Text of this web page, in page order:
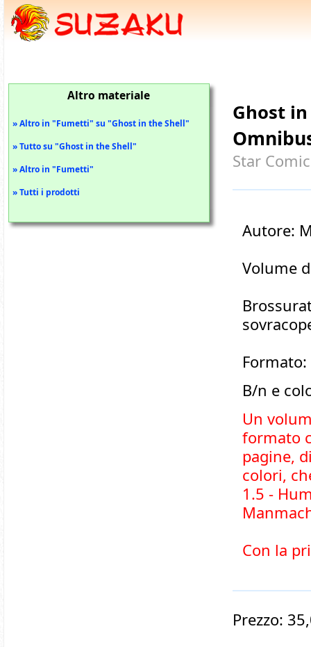
Ghost
Star
Autore:
Volume
B/n e
Un
formato
pagine,
colori,
1.5 -
Con la
Prezzo:
Altro materiale
» Altro in "Fumetti" su "Ghost in the Shell"
» Tutto su "Ghost in the Shell"
» Altro in "Fumetti"
» Tutti i prodotti